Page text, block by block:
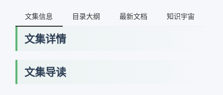
文集信息 目录大纲 最新文档 知识宇宙
文集详情
文集导读